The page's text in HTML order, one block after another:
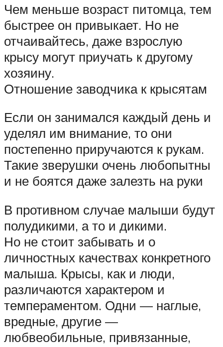
Чем меньше возраст питомца, тем
быстрее он привыкает. Но не
отчаивайтесь, даже взрослую
крысу могут приучать к другому
хозяину.
Отношение заводчика к крысятам
Если он занимался каждый день и
уделял им внимание, то они
постепенно приручаются к рукам.
Такие зверушки очень любопытны
и не боятся даже залезть на руки
В противном случае малыши будут
полудикими, а то и дикими.
Но не стоит забывать и о
личностных качествах конкретного
малыша. Крысы, как и люди,
различаются характером и
темпераментом. Одни — наглые,
вредные, другие —
любвеобильные, привязанные,